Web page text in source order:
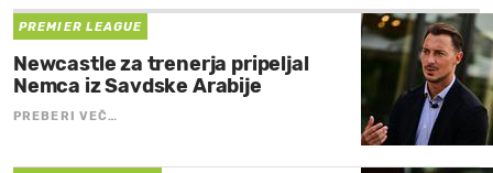
PREMIER LEAGUE
Newcastle za trenerja pripeljal
Nemca iz Savdske Arabije
PREBERI VEČ…